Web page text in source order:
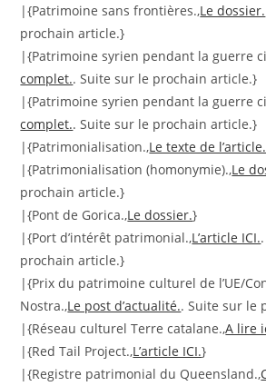
|{Patrimoine sans frontières.,Le dossier.
prochain article.}
|{Patrimoine syrien pendant la guerre
complet.. Suite sur le prochain article.}
|{Patrimoine syrien pendant la guerre
complet.. Suite sur le prochain article.}
|{Patrimonialisation.,Le texte de l’article.
|{Patrimonialisation (homonymie).,Le
prochain article.}
|{Pont de Gorica.,Le dossier.}
|{Port d’intérêt patrimonial.,L’article ICI.
prochain article.}
|{Prix du patrimoine culturel de l’UE/
Nostra.,Le post d’actualité.. Suite sur le
|{Réseau culturel Terre catalane.,A lire
|{Red Tail Project.,L’article ICI.}
|{Registre patrimonial du Queensland.,